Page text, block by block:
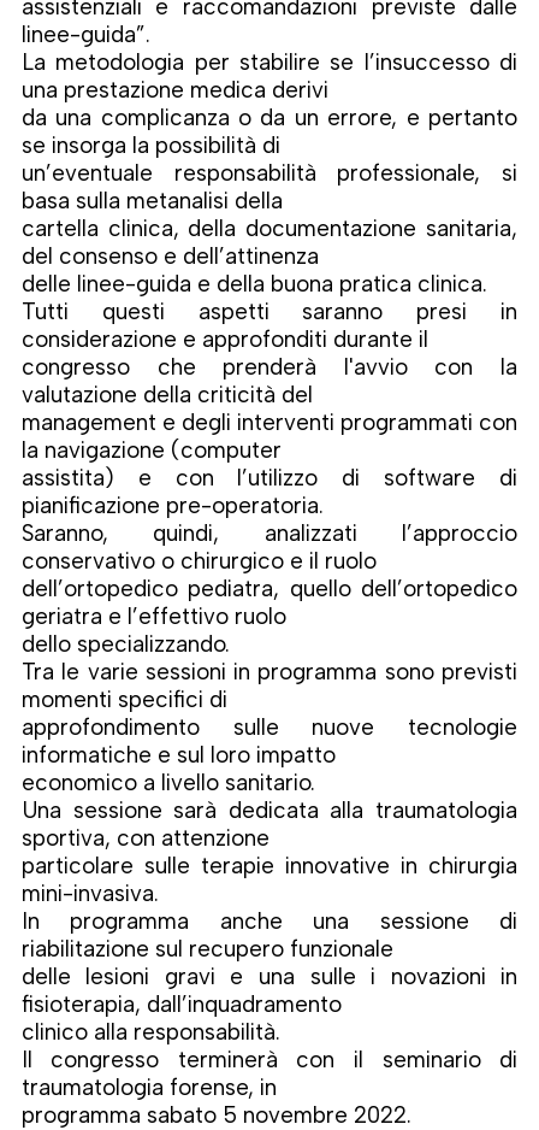
assistenziali e raccomandazioni previste dalle
linee-guida”.
La metodologia per stabilire se l’insuccesso di
una prestazione medica derivi
da una complicanza o da un errore, e pertanto
se insorga la possibilità di
un’eventuale responsabilità professionale, si
basa sulla metanalisi della
cartella clinica, della documentazione sanitaria,
del consenso e dell’attinenza
delle linee-guida e della buona pratica clinica.
Tutti questi aspetti saranno presi in
considerazione e approfonditi durante il
congresso che prenderà l'avvio con la
valutazione della criticità del
management e degli interventi programmati con
la navigazione (computer
assistita) e con l’utilizzo di software di
pianificazione pre-operatoria.
Saranno, quindi, analizzati l’approccio
conservativo o chirurgico e il ruolo
dell’ortopedico pediatra, quello dell’ortopedico
geriatra e l’effettivo ruolo
dello specializzando.
Tra le varie sessioni in programma sono previsti
momenti specifici di
approfondimento sulle nuove tecnologie
informatiche e sul loro impatto
economico a livello sanitario.
Una sessione sarà dedicata alla traumatologia
sportiva, con attenzione
particolare sulle terapie innovative in chirurgia
mini-invasiva.
In programma anche una sessione di
riabilitazione sul recupero funzionale
delle lesioni gravi e una sulle i novazioni in
fisioterapia, dall’inquadramento
clinico alla responsabilità.
Il congresso terminerà con il seminario di
traumatologia forense, in
programma sabato 5 novembre 2022.